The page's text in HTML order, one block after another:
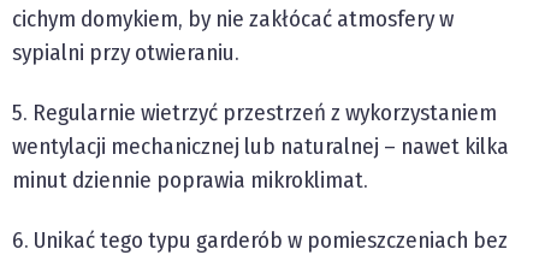
cichym domykiem, by nie zakłócać atmosfery w
sypialni przy otwieraniu.
5. Regularnie wietrzyć przestrzeń z wykorzystaniem
wentylacji mechanicznej lub naturalnej – nawet kilka
minut dziennie poprawia mikroklimat.
6. Unikać tego typu garderób w pomieszczeniach bez